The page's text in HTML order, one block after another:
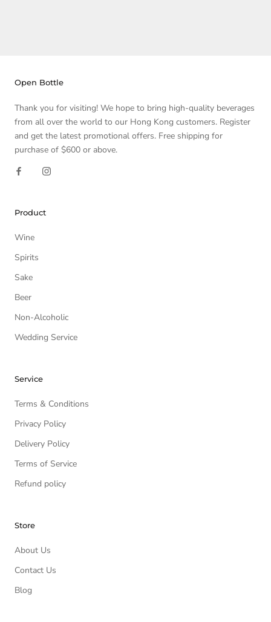
Open Bottle
Thank you for visiting! We hope to bring high-quality beverages
from all over the world to our Hong Kong customers. Register
and get the latest promotional offers. Free shipping for
purchase of $600 or above.
Product
Wine
Spirits
Sake
Beer
Non-Alcoholic
Wedding Service
Service
Terms & Conditions
Privacy Policy
Delivery Policy
Terms of Service
Refund policy
Store
About Us
Contact Us
Blog